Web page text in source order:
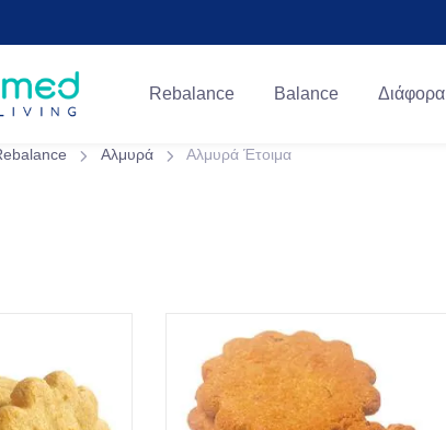
Rebalance Balance Διάφορα
Αλμυρά Αλμυρά Έτοιμα